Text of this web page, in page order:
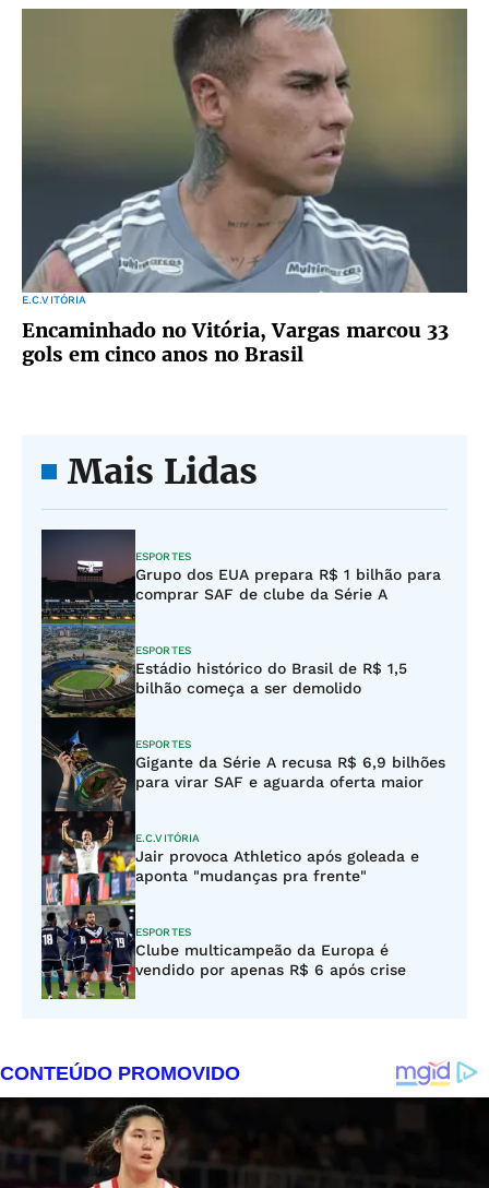
E.C.VITÓRIA
Encaminhado no Vitória, Vargas marcou 33
gols em cinco anos no Brasil
Mais Lidas
ESPORTES
Grupo dos EUA prepara R$ 1 bilhão para
comprar SAF de clube da Série A
ESPORTES
Estádio histórico do Brasil de R$ 1,5
bilhão começa a ser demolido
ESPORTES
Gigante da Série A recusa R$ 6,9 bilhões
para virar SAF e aguarda oferta maior
E.C.VITÓRIA
Jair provoca Athletico após goleada e
aponta "mudanças pra frente"
ESPORTES
Clube multicampeão da Europa é
vendido por apenas R$ 6 após crise